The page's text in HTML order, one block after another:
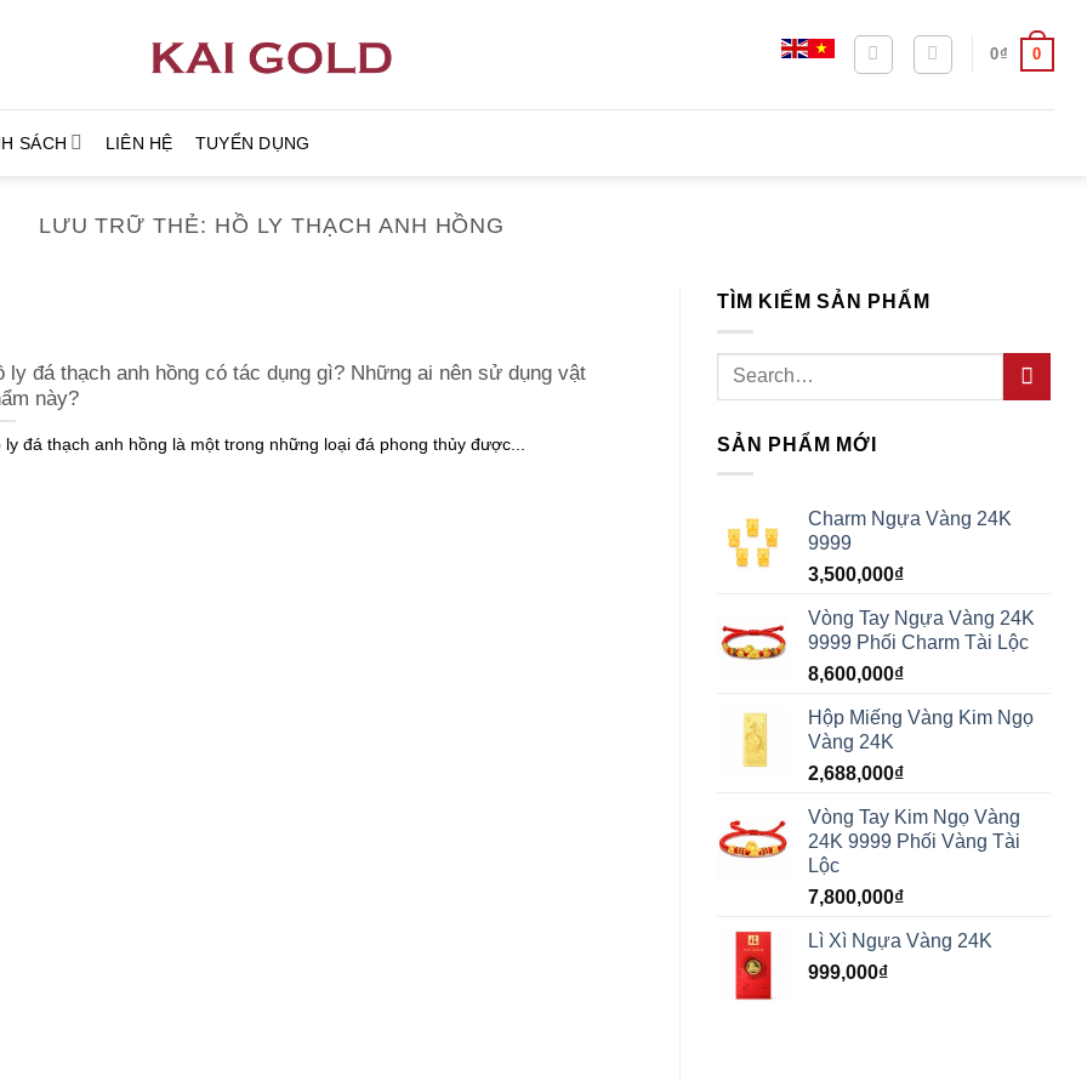
0₫ 0
SÁCH LIÊN HỆ TUYỂN DỤNG
LƯU TRỮ THẺ: HỒ LY THẠCH ANH HỒNG
ly đá thạch anh hồng có tác dụng gì? Những ai nên sử dụng vật
này?
ly đá thạch anh hồng là một trong những loại đá phong thủy được...
TÌM KIẾM SẢN PHẨM
Search
SẢN PHẨM MỚI
Charm Ngựa Vàng 24K
9999
3,500,000₫
Vòng Tay Ngựa Vàng 24K
9999 Phối Charm Tài Lộc
8,600,000₫
Hộp Miếng Vàng Kim Ngọ
Vàng 24K
2,688,000₫
Vòng Tay Kim Ngọ Vàng
24K 9999 Phối Vàng Tài
Lộc
7,800,000₫
Lì Xì Ngựa Vàng 24K
999,000₫